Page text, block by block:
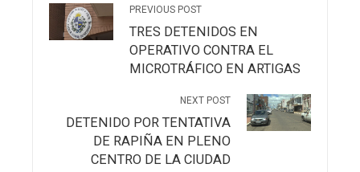
PREVIOUS POST
TRES DETENIDOS EN
OPERATIVO CONTRA EL
MICROTRÁFICO EN ARTIGAS
NEXT POST
DETENIDO POR TENTATIVA
DE RAPIÑA EN PLENO
CENTRO DE LA CIUDAD